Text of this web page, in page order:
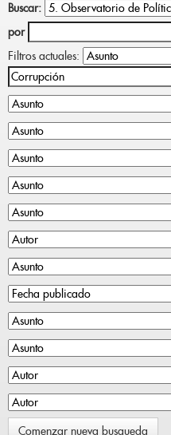
Buscar:
por
Filtros actuales:
Comenzar nueva busqueda